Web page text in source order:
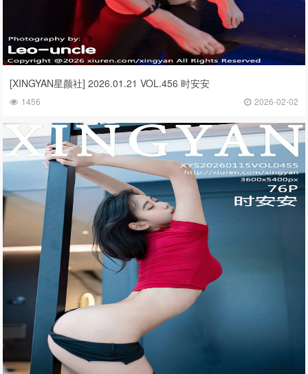
[XINGYAN星颜社] 2026.01.21 VOL.456 时安安
1456 2026-02-02